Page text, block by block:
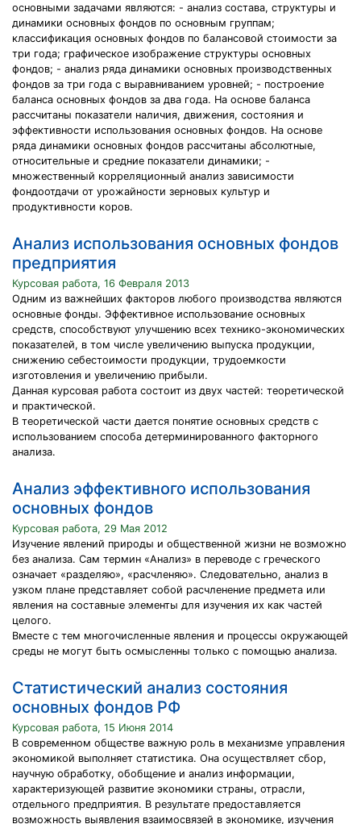
основными задачами являются: - анализ состава, структуры и
динамики основных фондов по основным группам;
классификация основных фондов по балансовой стоимости за
три года; графическое изображение структуры основных
фондов; - анализ ряда динамики основных производственных
фондов за три года с выравниванием уровней; - построение
баланса основных фондов за два года. На основе баланса
рассчитаны показатели наличия, движения, состояния и
эффективности использования основных фондов. На основе
ряда динамики основных фондов рассчитаны абсолютные,
относительные и средние показатели динамики; -
множественный корреляционный анализ зависимости
фондоотдачи от урожайности зерновых культур и
продуктивности коров.
Анализ использования основных фондов
предприятия
Курсовая работа, 16 Февраля 2013
Одним из важнейших факторов любого производства являются
основные фонды. Эффективное использование основных
средств, способствуют улучшению всех технико-экономических
показателей, в том числе увеличению выпуска продукции,
снижению себестоимости продукции, трудоемкости
изготовления и увеличению прибыли.
Данная курсовая работа состоит из двух частей: теоретической
и практической.
В теоретической части дается понятие основных средств с
использованием способа детерминированного факторного
анализа.
Анализ эффективного использования
основных фондов
Курсовая работа, 29 Мая 2012
Изучение явлений природы и общественной жизни не возможно
без анализа. Сам термин «Анализ» в переводе с греческого
означает «разделяю», «расчленяю». Следовательно, анализ в
узком плане представляет собой расчленение предмета или
явления на составные элементы для изучения их как частей
целого.
Вместе с тем многочисленные явления и процессы окружающей
среды не могут быть осмысленны только с помощью анализа.
Статистический анализ состояния
основных фондов РФ
Курсовая работа, 15 Июня 2014
В современном обществе важную роль в механизме управления
экономикой выполняет статистика. Она осуществляет сбор,
научную обработку, обобщение и анализ информации,
характеризующей развитие экономики страны, отрасли,
отдельного предприятия. В результате предоставляется
возможность выявления взаимосвязей в экономике, изучения